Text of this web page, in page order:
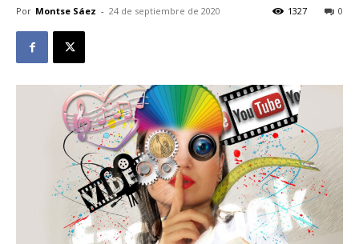
Por Montse Sáez - 24 de septiembre de 2020 0
1327